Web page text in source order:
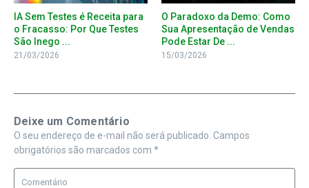
IA Sem Testes é Receita para
o Fracasso: Por Que Testes
São Inego ...
21/03/2026
O Paradoxo da Demo: Como
Sua Apresentação de Vendas
Pode Estar De ...
15/03/2026
Deixe um Comentário
O seu endereço de e-mail não será publicado. Campos
obrigatórios são marcados com *